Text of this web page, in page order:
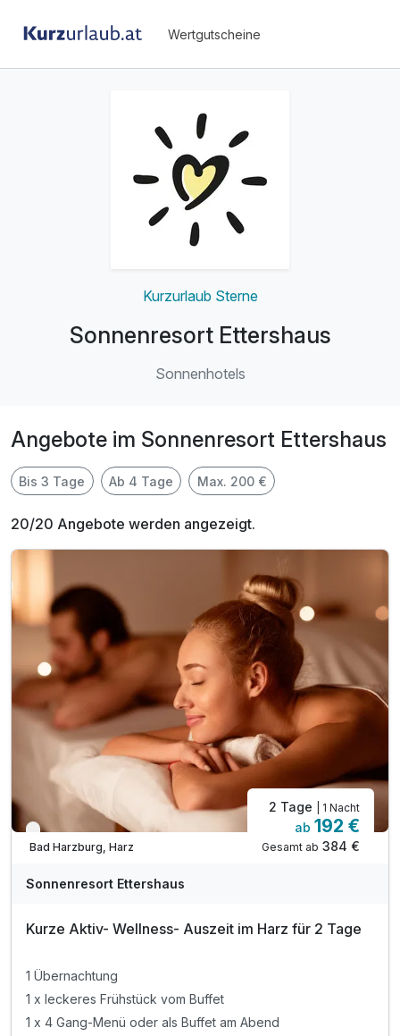
Wertgutscheine
Kurzurlaub Sterne
Sonnenresort Ettershaus
Sonnenhotels
Angebote im Sonnenresort Ettershaus
Bis 3 Tage Ab 4 Tage Max. 200 €
20/20 Angebote werden angezeigt.
Nur noch bis Oktober
Bad Harzburg, Harz
2 Tage | 1 Nacht
ab 192 €
Gesamt ab 384 €
Sonnenresort Ettershaus
Kurze Aktiv- Wellness- Auszeit im Harz für 2 Tage
1 Übernachtung
1 x leckeres Frühstück vom Buffet
1 x 4 Gang-Menü oder als Buffet am Abend